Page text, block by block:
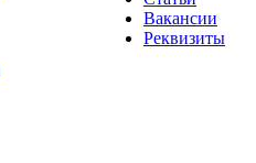
Вакансии
Реквизиты